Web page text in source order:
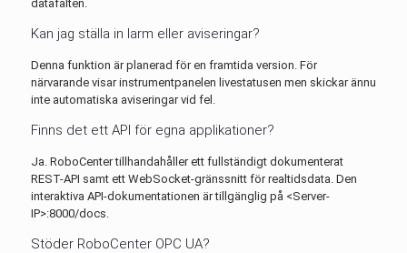
datafälten.
Kan jag ställa in larm eller aviseringar?
Denna funktion är planerad för en framtida version. För
närvarande visar instrumentpanelen livestatusen men skickar ännu
inte automatiska aviseringar vid fel.
Finns det ett API för egna applikationer?
Ja. RoboCenter tillhandahåller ett fullständigt dokumenterat
REST-API samt ett WebSocket-gränssnitt för realtidsdata. Den
interaktiva API-dokumentationen är tillgänglig på <Server-
IP>:8000/docs.
Stöder RoboCenter OPC UA?